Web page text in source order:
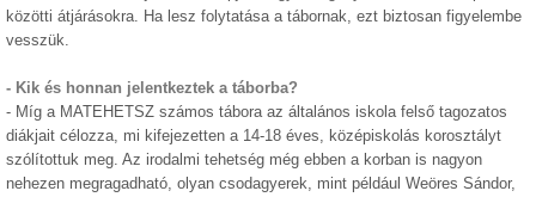
közötti átjárásokra. Ha lesz folytatása a tábornak, ezt biztosan figyelembe
vesszük.
- Kik és honnan jelentkeztek a táborba?
- Míg a MATEHETSZ számos tábora az általános iskola felső tagozatos
diákjait célozza, mi kifejezetten a 14-18 éves, középiskolás korosztályt
szólítottuk meg. Az irodalmi tehetség még ebben a korban is nagyon
nehezen megragadható, olyan csodagyerek, mint például Weöres Sándor,